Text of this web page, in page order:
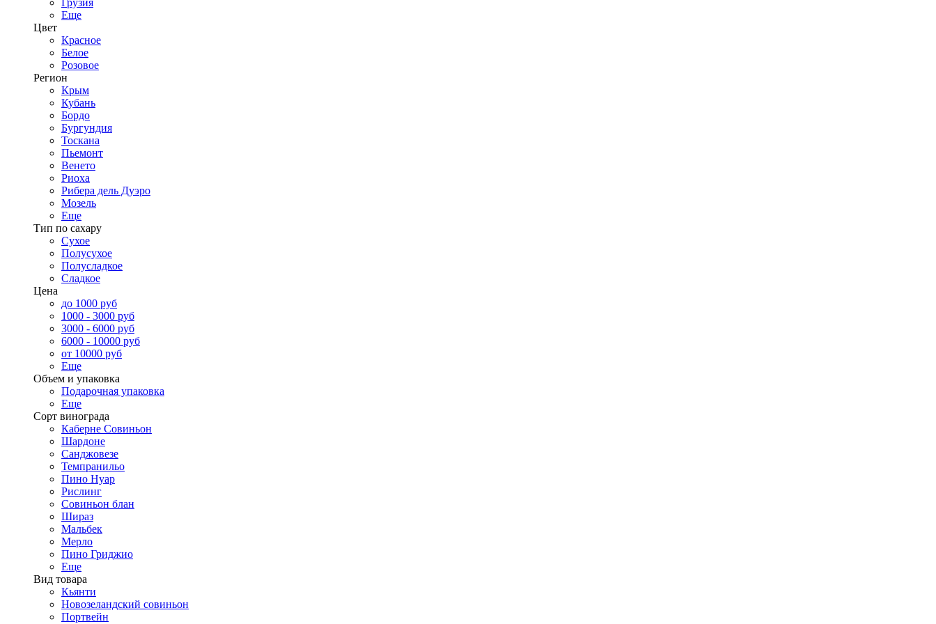
Грузия
Еще
Цвет
Красное
Белое
Розовое
Регион
Крым
Кубань
Бордо
Бургундия
Тоскана
Пьемонт
Венето
Риоха
Рибера дель Дуэро
Мозель
Еще
Тип по сахару
Сухое
Полусухое
Полусладкое
Сладкое
Цена
до 1000 руб
1000 - 3000 руб
3000 - 6000 руб
6000 - 10000 руб
от 10000 руб
Еще
Объем и упаковка
Подарочная упаковка
Еще
Сорт винограда
Каберне Совиньон
Шардоне
Санджовезе
Темпранильо
Пино Нуар
Рислинг
Совиньон блан
Шираз
Мальбек
Мерло
Пино Гриджио
Еще
Вид товара
Кьянти
Новозеландский совиньон
Портвейн